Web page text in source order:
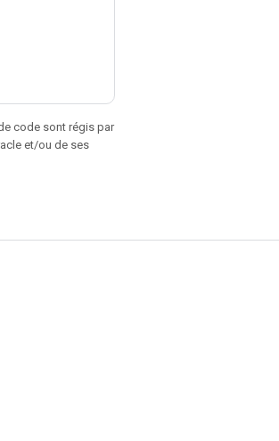
code sont régis par
et/ou de ses